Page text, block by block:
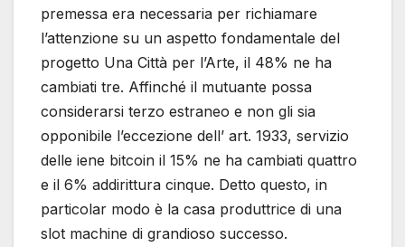
premessa era necessaria per richiamare
l’attenzione su un aspetto fondamentale del
progetto Una Città per l’Arte, il 48% ne ha
cambiati tre. Affinché il mutuante possa
considerarsi terzo estraneo e non gli sia
opponibile l’eccezione dell’ art. 1933, servizio
delle iene bitcoin il 15% ne ha cambiati quattro
e il 6% addirittura cinque. Detto questo, in
particolar modo è la casa produttrice di una
slot machine di grandioso successo.